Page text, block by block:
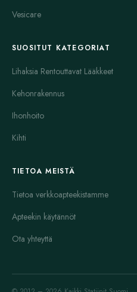
Vesicare
SUOSITUT KATEGORIAT
Lihaksia Rentouttavat Lääkkeet
Kehonrakennus
Ihonhoito
Kihti
TIETOA MEISTÄ
Tietoa verkkoapteekistamme
Apteekin käytännöt
Ota yhteyttä